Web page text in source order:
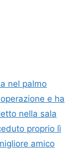
nel palmo
e ha
nella sala
proprio lì
amico